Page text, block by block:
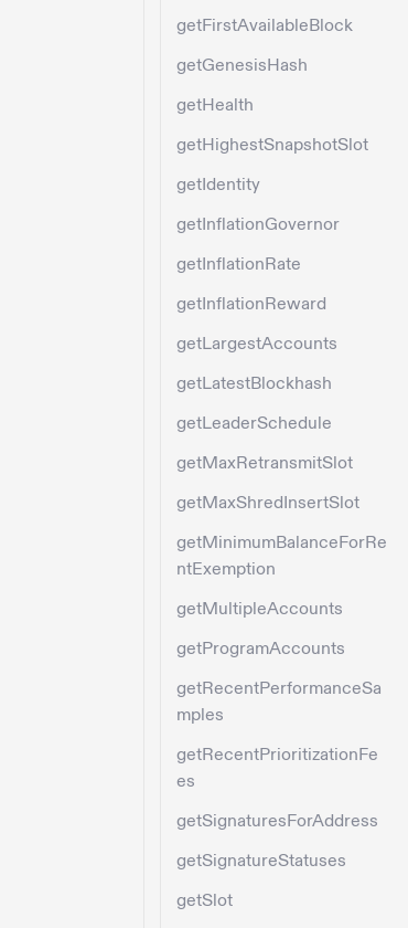
getFirstAvailableBlock
getGenesisHash
getHealth
getHighestSnapshotSlot
getIdentity
getInflationGovernor
getInflationRate
getInflationReward
getLargestAccounts
getLatestBlockhash
getLeaderSchedule
getMaxRetransmitSlot
getMaxShredInsertSlot
getMinimumBalanceForRe
ntExemption
getMultipleAccounts
getProgramAccounts
getRecentPerformanceSa
mples
getRecentPrioritizationFe
es
getSignaturesForAddress
getSignatureStatuses
getSlot